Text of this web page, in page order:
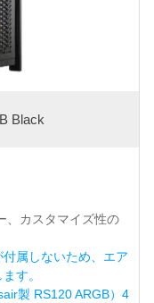
Black
、カスタマイズ性の
属しないため、エア
す。
製 RS120 ARGB）4